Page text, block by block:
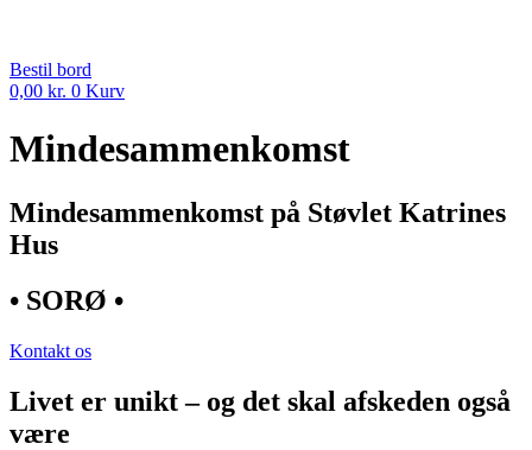
Bestil bord
0,00 kr. 0 Kurv
Mindesammenkomst
Mindesammenkomst på Støvlet Katrines
Hus​
• SORØ •
Kontakt os
Livet er unikt – og det skal afskeden også
være